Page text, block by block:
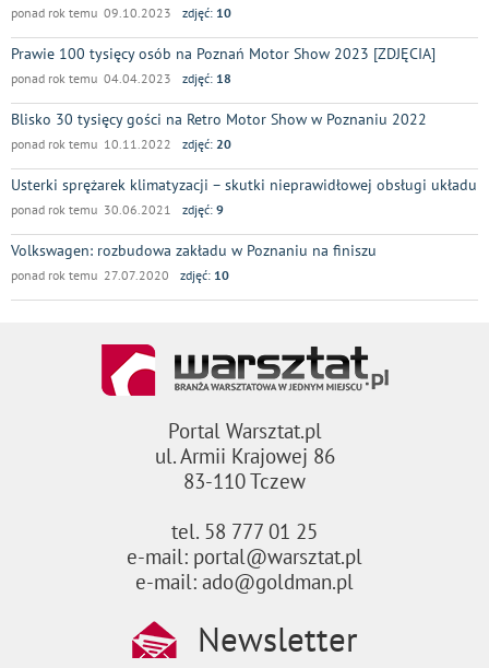
ponad rok temu 09.10.2023 zdjęć: 10
Prawie 100 tysięcy osób na Poznań Motor Show 2023 [ZDJĘCIA]
ponad rok temu 04.04.2023 zdjęć: 18
Blisko 30 tysięcy gości na Retro Motor Show w Poznaniu 2022
ponad rok temu 10.11.2022 zdjęć: 20
Usterki sprężarek klimatyzacji – skutki nieprawidłowej obsługi układu
ponad rok temu 30.06.2021 zdjęć: 9
Volkswagen: rozbudowa zakładu w Poznaniu na finiszu
ponad rok temu 27.07.2020 zdjęć: 10
Portal Warsztat.pl
ul. Armii Krajowej 86
83-110 Tczew
tel. 58 777 01 25
e-mail: portal@warsztat.pl
e-mail: ado@goldman.pl
Newsletter